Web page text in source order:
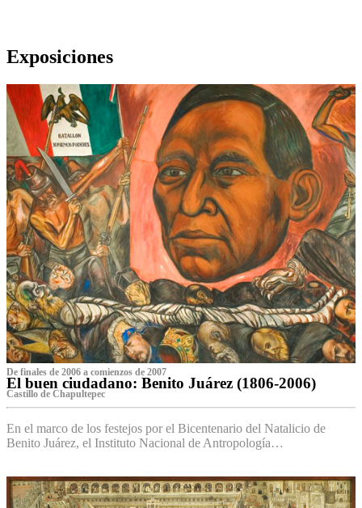
Exposiciones
De finales de 2006 a comienzos de 2007
El buen ciudadano: Benito Juárez (1806-2006)
Castillo de Chapultepec
En el marco de los festejos por el Bicentenario del Natalicio de
Benito Juárez, el Instituto Nacional de Antropología…